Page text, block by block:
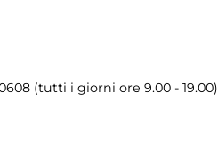
(tutti i giorni ore 9.00 - 19.00)